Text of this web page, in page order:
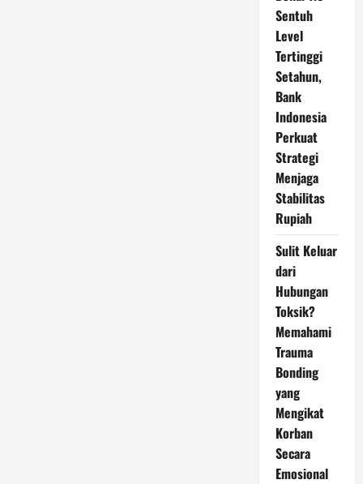
Sentuh
Level
Tertinggi
Setahun,
Bank
Indonesia
Perkuat
Strategi
Menjaga
Stabilitas
Rupiah
Sulit Keluar
dari
Hubungan
Toksik?
Memahami
Trauma
Bonding
yang
Mengikat
Korban
Secara
Emosional